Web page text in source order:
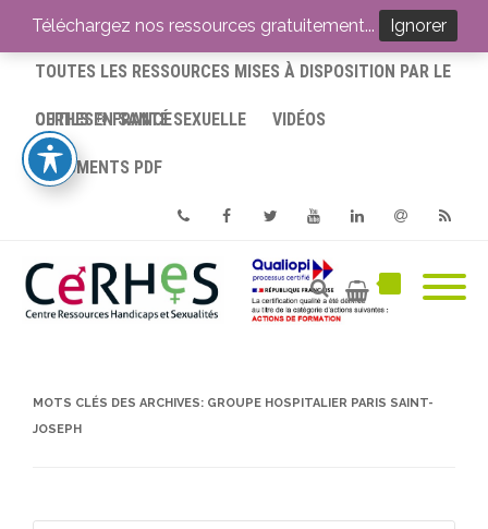
ACCUEIL
TOUTES LES RESSOURCES MISES À DISPOSITION PAR LE
CERHES® FRANCE
OUTILS EN SANTÉ SEXUELLE VIDÉOS
DOCUMENTS PDF
PhoneFacebookTwitterYoutube
MOTS CLÉS DES ARCHIVES: GROUPE HOSPITALIER PARIS SAINT-
JOSEPH
Téléchargez nos ressources gratuitement... Ignorer